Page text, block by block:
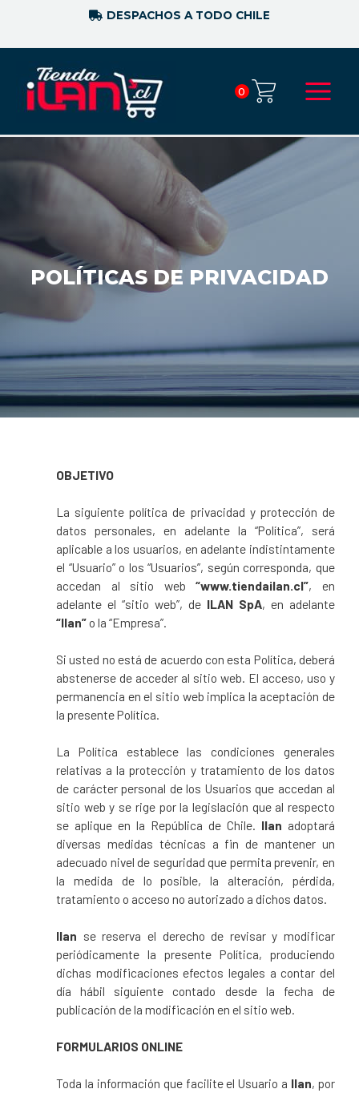
DESPACHOS A TODO CHILE
0
POLÍTICAS DE PRIVACIDAD
OBJETIVO
La siguiente política de privacidad y protección de
datos personales, en adelante la “Política”, será
aplicable a los usuarios, en adelante indistintamente
el “Usuario” o los “Usuarios”, según corresponda, que
accedan al sitio web“www.tiendailan.cl”, en
adelante el “sitio web”, de ILAN SpA, en adelante
“Ilan”o la “Empresa”.
Si usted no está de acuerdo con esta Política, deberá
abstenerse de acceder al sitio web. El acceso, uso y
permanencia en el sitio web implica la aceptación de
la presente Política.
La Política establece las condiciones generales
relativas a la protección y tratamiento de los datos
de carácter personal de los Usuarios que accedan al
sitio web y se rige por la legislación que al respecto
se aplique en la República de Chile. Ilan adoptará
diversas medidas técnicas a fin de mantener un
adecuado nivel de seguridad que permita prevenir, en
la medida de lo posible, la alteración, pérdida,
tratamiento o acceso no autorizado a dichos datos.
Ilan se reserva el derecho de revisar y modificar
periódicamente la presente Política, produciendo
dichas modificaciones efectos legales a contar del
día hábil siguiente contado desde la fecha de
publicación de la modificación en el sitio web.
FORMULARIOS ONLINE
Toda la información que facilite el Usuario a Ilan, por